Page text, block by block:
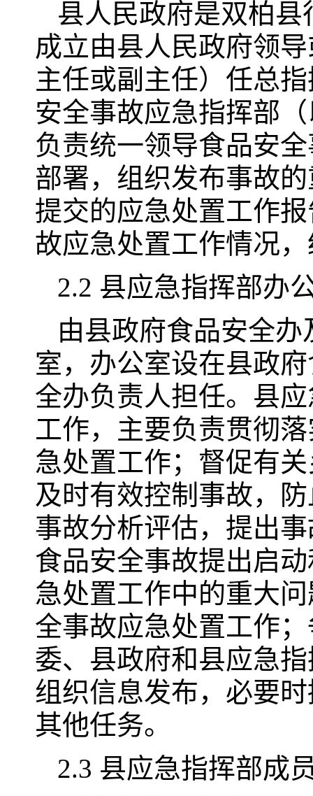
县人民政府是双柏
成立由县人民政府领
主任或副主任）任总
安全事故应急指挥部
负责统一领导食品安
部署，组织发布事故
提交的应急处置工作
故应急处置工作情况
2.2 县应急指挥部办
由县政府食品安全
室，办公室设在县政
全办负责人担任。县
工作，主要负责贯彻
急处置工作；督促有
及时有效控制事故，
事故分析评估，提出
食品安全事故提出启
急处置工作中的重大
全事故应急处置工作
委、县政府和县应急
组织信息发布，必要
其他任务。
2.3 县应急指挥部成